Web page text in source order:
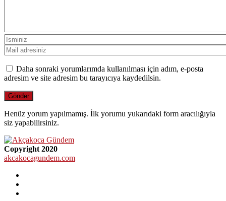
Daha sonraki yorumlarımda kullanılması için adım, e-posta
adresim ve site adresim bu tarayıcıya kaydedilsin.
Henüz yorum yapılmamış. İlk yorumu yukarıdaki form aracılığıyla
siz yapabilirsiniz.
Copyright 2020
akcakocagundem.com